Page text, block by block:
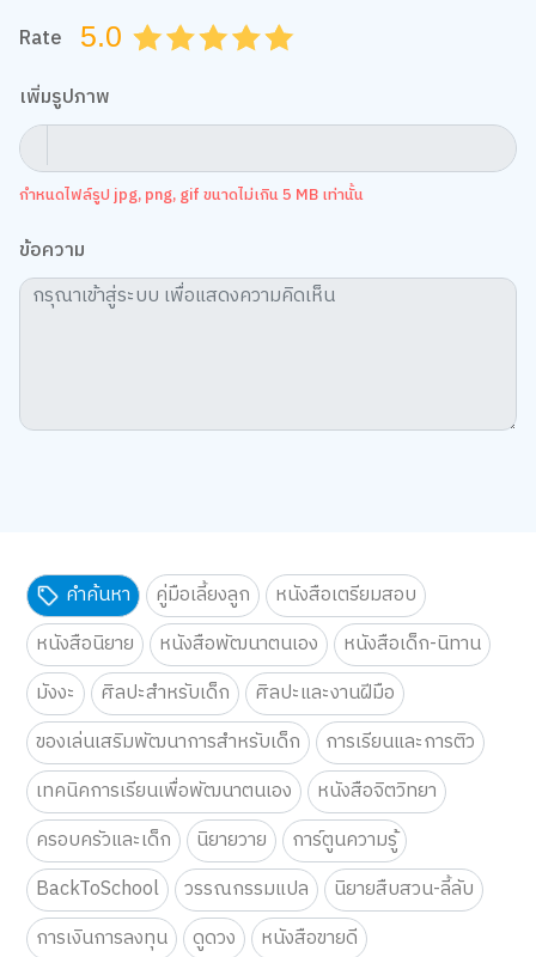
Rate 5.0 4.5
4.0
3.5
3.0
2.5
2.0
1.5
1.0
0.5
เพิ่มรูปภาพ
กำหนดไฟล์รูป jpg, png, gif ขนาดไม่เกิน 5 MB เท่านั้น
ข้อความ
คำค้นหา คู่มือเลี้ยงลูก
หนังสือเตรียมสอบ
หนังสือนิยาย
หนังสือพัฒนาตนเอง
หนังสือเด็ก-นิทาน
มังงะ
ศิลปะสำหรับเด็ก
ศิลปะและงานฝีมือ
ของเล่นเสริมพัฒนาการสำหรับเด็ก
การเรียนและการติว
เทคนิคการเรียนเพื่อพัฒนาตนเอง
หนังสือจิตวิทยา
ครอบครัวและเด็ก
นิยายวาย
การ์ตูนความรู้
BackToSchool
วรรณกรรมแปล
นิยายสืบสวน-ลี้ลับ
การเงินการลงทุน
ดูดวง
หนังสือขายดี